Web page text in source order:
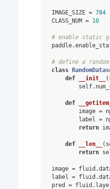
IMAGE_SIZE = 784
CLASS_NUM = 10
# enable static
paddle.
# define a
class
def
__init__ (
self.
def
image =
label =
return
def __len__ (
return
image = fluid .
label = fluid .
pred
= fluid .